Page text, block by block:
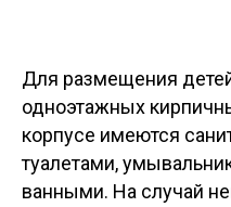
Для размещения
одноэтажных
корпусе имеются
туалетами,
ванными. На случай